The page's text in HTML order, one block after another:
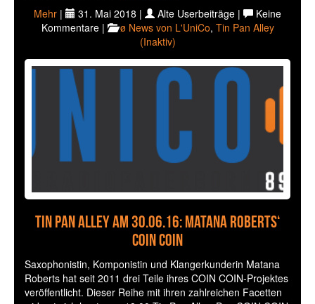
Mehr | 31. Mai 2018 | Alte Userbeiträge |
Keine
Kommentare |
ø News von L'UniCo, Tin Pan Alley
(Inaktiv)
Tin Pan Alley am 30.06.16: Matana Roberts‘
COIN COIN
Saxophonistin, Komponistin und Klangerkunderin Matana
Roberts hat seit 2011 drei Teile ihres COIN COIN-Projektes
veröffentlicht. Dieser Reihe mit ihren zahlreichen Facetten